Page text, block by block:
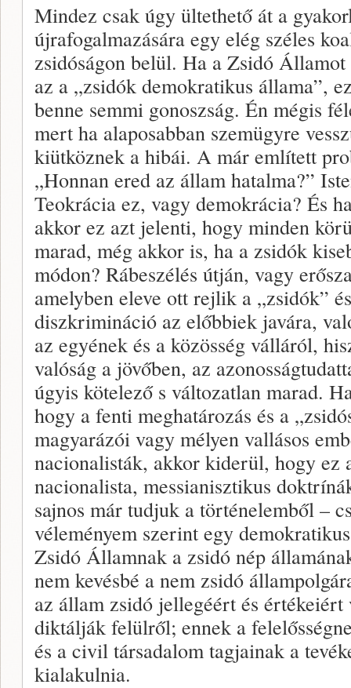
Mindez csak úgy ültethető át a
újrafogalmazására egy elég széles
zsidóságon belül. Ha a Zsidó
az a „zsidók demokratikus állama”,
benne semmi gonoszság. Én mégis
mert ha alaposabban szemügyre
kiütköznek a hibái. A már említett
„Honnan ered az állam hatalma?”
Teokrácia ez, vagy demokrácia? És
akkor ez azt jelenti, hogy minden
marad, még akkor is, ha a zsidók
módon? Rábeszélés útján, vagy
amelyben eleve ott rejlik a „zsidók”
diszkrimináció az előbbiek javára,
az egyének és a közösség válláról,
valóság a jövőben, az
úgyis kötelező s változatlan marad.
hogy a fenti meghatározás és a
magyarázói vagy mélyen vallásos
nacionalisták, akkor kiderül, hogy ez
nacionalista, messianisztikus
sajnos már tudjuk a történelemből –
véleményem szerint egy
Zsidó Államnak a zsidó nép
nem kevésbé a nem zsidó
az állam zsidó jellegéért és értékeiért
diktálják felülről; ennek a
és a civil társadalom tagjainak a
kialakulnia.